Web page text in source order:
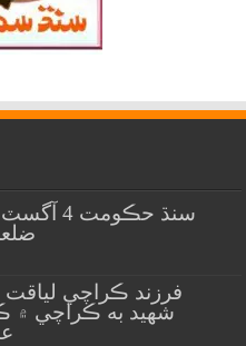
سنڌ
شهيد به ڪراچي ۾